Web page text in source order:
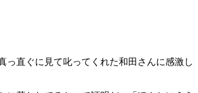
っ直ぐに見て叱ってくれた和田さんに感激し